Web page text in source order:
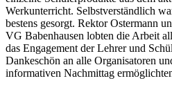
Werkunterricht. Selbstverständlich
bestens gesorgt. Rektor Ostermann
VG Babenhausen lobten die Arbeit
das Engagement der Lehrer und
Dankeschön an alle Organisatoren
informativen Nachmittag